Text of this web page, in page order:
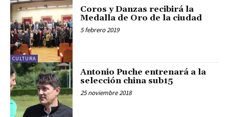
CULTURA
Coros y Danzas recibirá la
Medalla de Oro de la ciudad
5 febrero 2019
Antonio Puche entrenará a la
selección china sub15
25 noviembre 2018